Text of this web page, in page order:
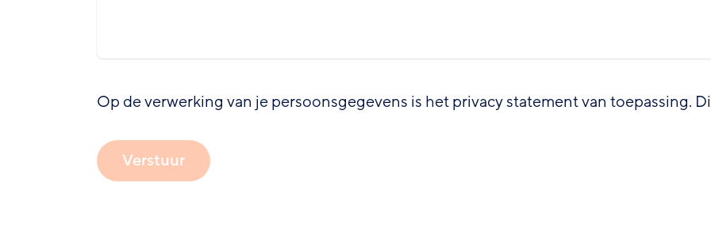
Op de verwerking van je persoonsgegevens is het privacy statement van toepassing.
Verstuur